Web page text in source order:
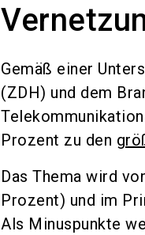
Gemäß einer
(ZDH) und dem
Prozent zu den
Das Thema wird
Prozent) und im
Als Minuspunkte